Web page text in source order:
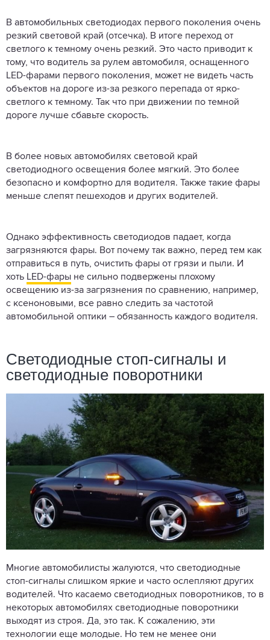
В автомобильных светодиодах первого поколения очень
резкий световой край (отсечка). В итоге переход от
светлого к темному очень резкий. Это часто приводит к
тому, что водитель за рулем автомобиля, оснащенного
LED-фарами первого поколения, может не видеть часть
объектов на дороге из-за резкого перепада от ярко-
светлого к темному. Так что при движении по темной
дороге лучше сбавьте скорость.
В более новых автомобилях световой край
светодиодного освещения более мягкий. Это более
безопасно и комфортно для водителя. Также такие фары
меньше слепят пешеходов и других водителей.
Однако эффективность светодиодов падает, когда
загрязняются фары. Вот почему так важно, перед тем как
отправиться в путь, очистить фары от грязи и пыли. И
хоть LED-фары не сильно подвержены плохому
освещению из-за загрязнения по сравнению, например,
с ксеноновыми, все равно следить за частотой
автомобильной оптики – обязанность каждого водителя.
Светодиодные стоп-сигналы и
светодиодные поворотники
Многие автомобилисты жалуются, что светодиодные
стоп-сигналы слишком яркие и часто ослепляют других
водителей. Что касаемо светодиодных поворотников, то в
некоторых автомобилях светодиодные поворотники
выходят из строя. Да, это так. К сожалению, эти
технологии еще молодые. Но тем не менее они